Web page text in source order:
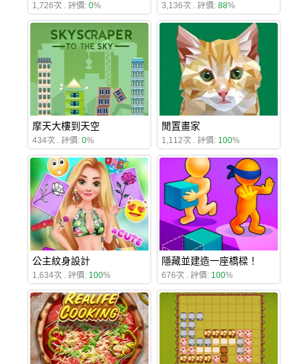
1,726次 . 評價: 0% 3,136次 . 評價: 88%
摩天大樓到天空
434次 . 評價: 0%
閒置畫家
1,112次 . 評價: 100%
公主紋身設計
1,634次 . 評價: 100%
隱藏並建造一座橋樑！
676次 . 評價: 100%